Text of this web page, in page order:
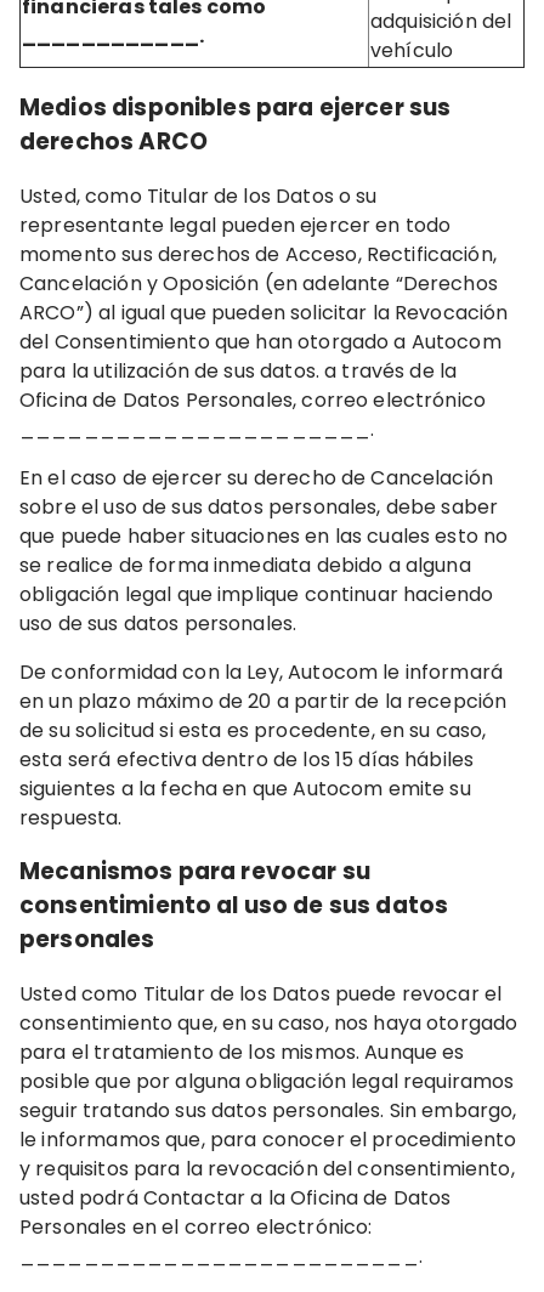
financieras tales como
____________.
adquisición del
vehículo
Medios disponibles para ejercer sus
derechos ARCO
Usted, como Titular de los Datos o su
representante legal pueden ejercer en todo
momento sus derechos de Acceso, Rectificación,
Cancelación y Oposición (en adelante “Derechos
ARCO”) al igual que pueden solicitar la Revocación
del Consentimiento que han otorgado a Autocom
para la utilización de sus datos. a través de la
Oficina de Datos Personales, correo electrónico
______________________.
En el caso de ejercer su derecho de Cancelación
sobre el uso de sus datos personales, debe saber
que puede haber situaciones en las cuales esto no
se realice de forma inmediata debido a alguna
obligación legal que implique continuar haciendo
uso de sus datos personales.
De conformidad con la Ley, Autocom le informará
en un plazo máximo de 20 a partir de la recepción
de su solicitud si esta es procedente, en su caso,
esta será efectiva dentro de los 15 días hábiles
siguientes a la fecha en que Autocom emite su
respuesta.
Mecanismos para revocar su
consentimiento al uso de sus datos
personales
Usted como Titular de los Datos puede revocar el
consentimiento que, en su caso, nos haya otorgado
para el tratamiento de los mismos. Aunque es
posible que por alguna obligación legal requiramos
seguir tratando sus datos personales. Sin embargo,
le informamos que, para conocer el procedimiento
y requisitos para la revocación del consentimiento,
usted podrá Contactar a la Oficina de Datos
Personales en el correo electrónico:
_________________________.